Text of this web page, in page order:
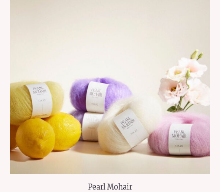
Pearl Mohair